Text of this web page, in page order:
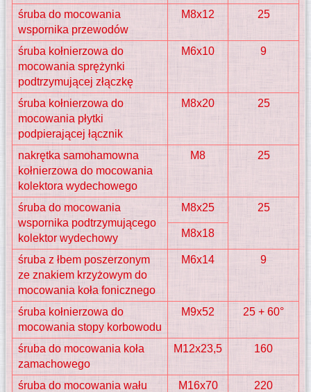
śruba do mocowania
wspornika przewodów
M8x12 25
śruba kołnierzowa do
mocowania sprężynki
podtrzymującej złączkę
M6x10 9
śruba kołnierzowa do
mocowania płytki
podpierającej łącznik
M8x20 25
nakrętka samohamowna
kołnierzowa do mocowania
kolektora wydechowego
M8 25
śruba do mocowania
wspornika podtrzymującego
kolektor wydechowy
M8x25 25
M8x18
śruba z łbem poszerzonym
ze znakiem krzyżowym do
mocowania koła fonicznego
M6x14 9
śruba kołnierzowa do
mocowania stopy korbowodu
M9x52 25 + 60°
śruba do mocowania koła
zamachowego
M12x23,5 160
śruba do mocowania wału
M16x70
220